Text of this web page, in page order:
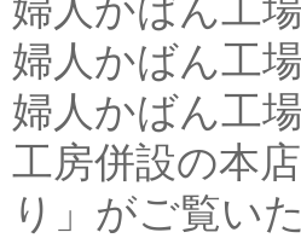
婦人かばん工場
婦人かばん工場
婦人かばん工場
工房併設の本
り」がご覧い